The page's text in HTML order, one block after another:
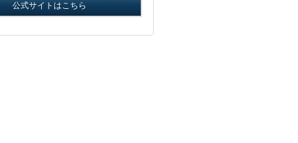
公式サイトはこちら